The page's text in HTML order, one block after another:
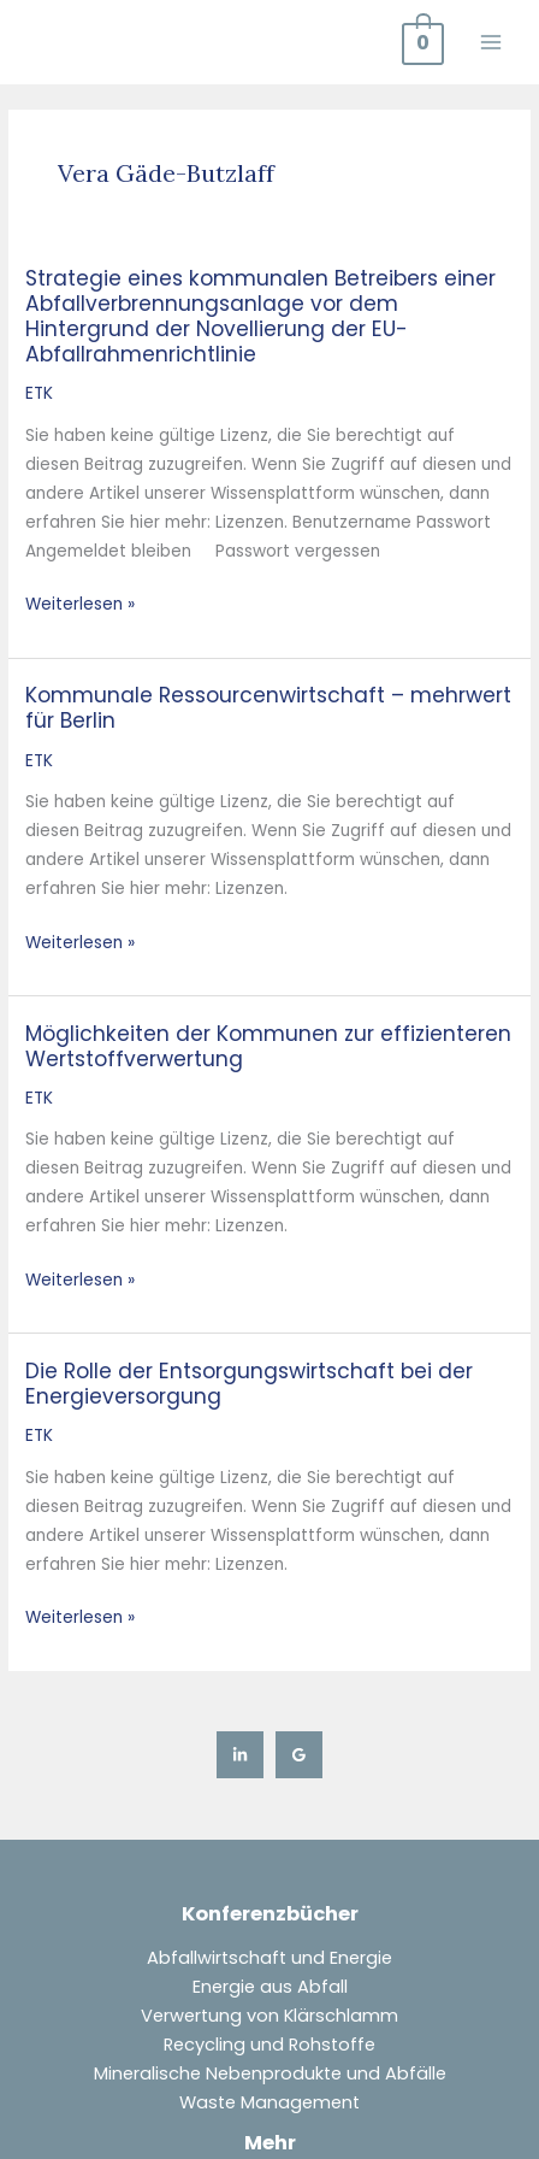
0
Vera Gäde-Butzlaff
Strategie eines kommunalen Betreibers einer
Abfallverbrennungsanlage vor dem
Hintergrund der Novellierung der EU-
Abfallrahmenrichtlinie
ETK
Sie haben keine gültige Lizenz, die Sie berechtigt auf
diesen Beitrag zuzugreifen. Wenn Sie Zugriff auf diesen und
andere Artikel unserer Wissensplattform wünschen, dann
erfahren Sie hier mehr: Lizenzen. Benutzername Passwort
Angemeldet bleiben Passwort vergessen
Strategie
eines
kommunalen
Betreibers
einer
Abfallverbrennungsanlage
vor
dem
Hintergrund
der
Novellierung
der
Abfallrahmenrichtlinie
Weiterlesen »
Kommunale Ressourcenwirtschaft – mehrwert
für Berlin
ETK
Sie haben keine gültige Lizenz, die Sie berechtigt auf
diesen Beitrag zuzugreifen. Wenn Sie Zugriff auf diesen und
andere Artikel unserer Wissensplattform wünschen, dann
erfahren Sie hier mehr: Lizenzen.
Kommunale
Ressourcenwirtschaft
–
für
Berlin
Weiterlesen »
Möglichkeiten der Kommunen zur effizienteren
Wertstoffverwertung
ETK
Sie haben keine gültige Lizenz, die Sie berechtigt auf
diesen Beitrag zuzugreifen. Wenn Sie Zugriff auf diesen und
andere Artikel unserer Wissensplattform wünschen, dann
erfahren Sie hier mehr: Lizenzen.
Möglichkeiten
der
Kommunen
effizienteren
Wertstoffverwertung
Weiterlesen »
Die Rolle der Entsorgungswirtschaft bei der
Energieversorgung
ETK
Sie haben keine gültige Lizenz, die Sie berechtigt auf
diesen Beitrag zuzugreifen. Wenn Sie Zugriff auf diesen und
andere Artikel unserer Wissensplattform wünschen, dann
erfahren Sie hier mehr: Lizenzen.
Die
Rolle
der
bei
der
Energieversorgung
Weiterlesen »
Konferenzbücher
Abfallwirtschaft und Energie
Energie aus Abfall
Verwertung von Klärschlamm
Recycling und Rohstoffe
Mineralische Nebenprodukte und Abfälle
Waste Management
Mehr